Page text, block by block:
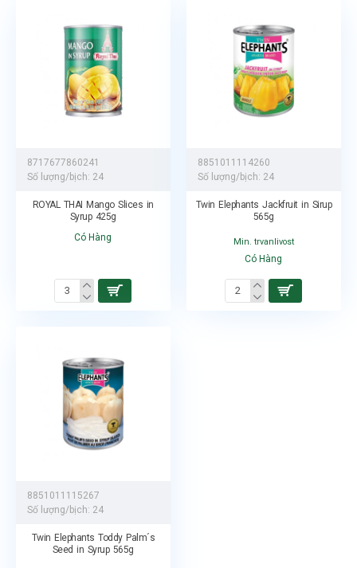
8717677860241
Số lượng/bịch: 24
ROYAL THAI Mango Slices in
Syrup 425g
Có Hàng
8851011114260
Số lượng/bịch: 24
Twin Elephants Jackfruit in Sirup
565g
Min. trvanlivost
Có Hàng
8851011115267
Số lượng/bịch: 24
Twin Elephants Toddy Palm´s
Seed in Syrup 565g